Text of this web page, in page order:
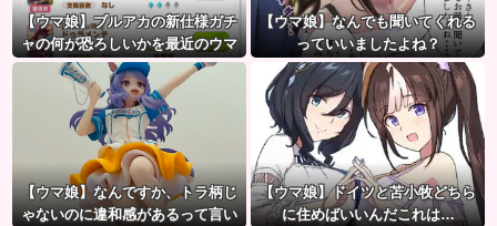
【ウマ娘】ブルアカの新仕様ガチ
ャの何が恐ろしいかを最近のウマ
娘ガチャに例えると…地獄だな？
【ウマ娘】なんでも聞いてくれる
っていいましたよね？
【ウマ娘】なんですか、トラ柄じ
ゃないのに違和感があるって言い
【ウマ娘】ドイツと苫小牧どちら
に住めばいいんだこれは…